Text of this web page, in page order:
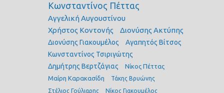
Κωνσταντίνος Πέττας
Αγγελική Αυγουστίνου
Χρήστος Κοντονής
Διονύσης Ακτύπης
Διονύσης Γιακουμέλος
Αγαπητός Βίτσος
Κωνσταντίνος Τσιριγώτης
Δημήτρης Βερτζάγιας
Νίκος Πέττας
Μαίρη Καρακασίδη
Τάκης Βρυώνης
Στέλιος Γούλιαρης
Νίκος Γιακουμέλος